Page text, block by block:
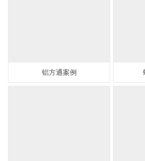
铝方通案例